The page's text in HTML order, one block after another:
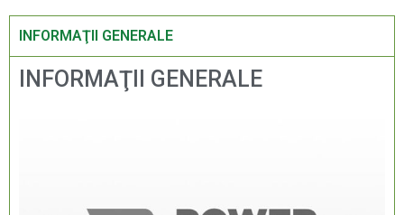
INFORMAŢII GENERALE
INFORMAŢII GENERALE